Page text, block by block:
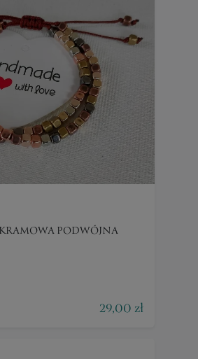
PODWÓJNA
29,00 zł